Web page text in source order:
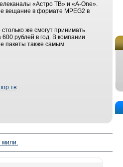
«Астро ТВ» и «A-One».
вещание в формате MPEG2 в
же смогут принимать
рублей в год. В компании
пакеты также самым
тв
мили.